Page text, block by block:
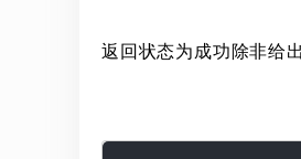
返回状态为成功除非给